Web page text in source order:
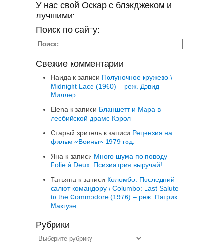
У нас свой Оскар с блэкджеком и
лучшими:
Поиск по сайту:
Свежие комментарии
Наида к записи Полуночное кружево \
Midnight Lace (1960) – реж. Дэвид
Миллер
Elena к записи Бланшетт и Мара в
лесбийской драме Кэрол
Старый зритель к записи Рецензия на
фильм «Воины» 1979 год.
Яна к записи Много шума по поводу
Folie à Deux. Психиатрия выручай!
Татьяна к записи Коломбо: Последний
салют командору \ Columbo: Last Salute
to the Commodore (1976) – реж. Патрик
Макгуэн
Рубрики
Рубрики